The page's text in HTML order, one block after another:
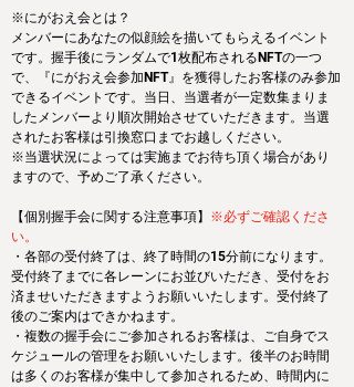
※にがおえ会とは？
メンバーにあなたの似顔絵を描いてもらえるイベント
です。握手後にランダムで1枚配布されるNFTの一つ
で、『にがおえ会参加NFT』を獲得したお客様のみ参加
できるイベントです。当日、当選者が一定数集まりま
したメンバーより順次開始させていただきます。当選
されたお客様は引換窓口までお越しください。
※当選状況によっては実施までお待ち頂く場合があり
ますので、予めご了承ください。
【個別握手会に関する注意事項】 ※必ずご確認くださ
い。
・各部の受付終了は、終了時間の15分前になります。
受付終了までに各レーンにお並びいただき、受付をお
済ませいただきますようお願いいたします。受付終了
後のご案内はできかねます。
・複数の握手会にご参加されるお客様は、ご自身でス
ケジュールの管理をお願いいたします。後半のお時間
は多くのお客様が集中して参加されるため、時間内に